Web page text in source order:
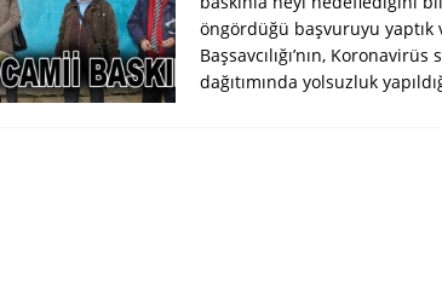
öngördüğü başvuruyu yaptık
Başsavcılığı’nın,
dağıtımında yolsuzluk